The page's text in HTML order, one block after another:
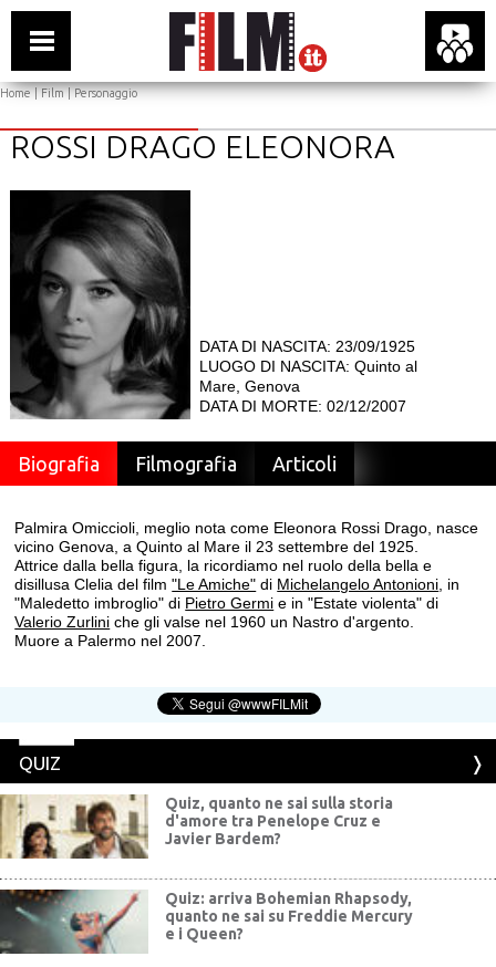
Home|Film| Personaggio
ROSSI DRAGO ELEONORA
DATA DI NASCITA: 23/09/1925
LUOGO DI NASCITA: Quinto al
Mare, Genova
DATA DI MORTE: 02/12/2007
Biografia Filmografia Articoli
Palmira Omiccioli, meglio nota come Eleonora Rossi Drago, nasce
vicino Genova, a Quinto al Mare il 23 settembre del 1925.
Attrice dalla bella figura, la ricordiamo nel ruolo della bella e
disillusa Clelia del film"Le Amiche" di Michelangelo Antonioni , in
"Maledetto imbroglio" di Pietro Germi e in "Estate violenta" di
Valerio Zurlini che gli valse nel 1960 un Nastro d'argento.
Muore a Palermo nel 2007.
QUIZ
Quiz, quanto ne sai sulla storia
d'amore tra Penelope Cruz e
Javier Bardem?
Quiz: arriva Bohemian Rhapsody,
quanto ne sai su Freddie Mercury
e i Queen?